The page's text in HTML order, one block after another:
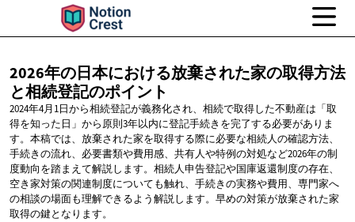
2026年の日本における放棄された家の取得方法
と相続登記のポイント
2024年4月1日から相続登記が義務化され、相続で取得した不動産は「取
得を知った日」から原則3年以内に登記手続きを完了する必要がありま
す。本稿では、放棄された家を取得する際に必要な相続人の確認方法、
手続きの流れ、必要書類や費用感、共有人や特例の対処など2026年の制
度動向を踏まえて解説します。相続人申告登記や国庫返還制度の存在、
空き家対策の関連制度についても触れ、手続きの実務や費用、専門家へ
の相談の場面も理解できるよう解説します。早めの対策が放棄された家
取得の鍵となります。